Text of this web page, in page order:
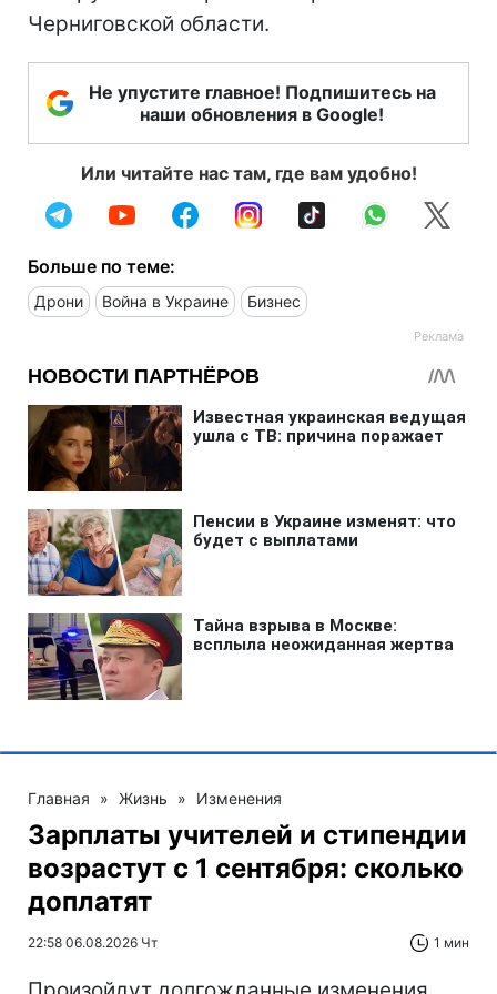
Черниговской области.
Не упустите главное! Подпишитесь на
наши обновления в Google!
Или читайте нас там, где вам удобно!
Больше по теме:
Дрони Война в Украине Бизнес
Главная » Жизнь » Изменения
Зарплаты учителей и стипендии
возрастут с 1 сентября: сколько
доплатят
22:58 06.08.2026 Чт 1 мин